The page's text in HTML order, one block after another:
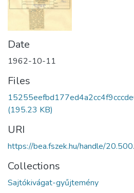
Date
1962-10-11
Files
(195.23 KB)
URI
https://bea.fszek.hu/handle/
Collections
Sajtókivágat-gyűjtemény